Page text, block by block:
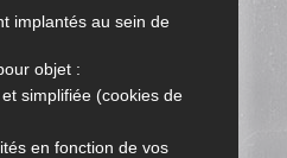
implantés au sein de
objet :
simplifiée (cookies de
en fonction de vos